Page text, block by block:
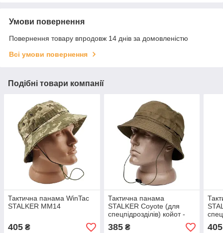
Умови повернення
Повернення товару впродовж 14 днів за домовленістю
Всі умови повернення
Подібні товари компанії
Тактична панама WinTac
STALKER ММ14
405 ₴
Тактична панама
STALKER Coyote (для
спецпідрозділів) койот -
WinTac
385₴ 405